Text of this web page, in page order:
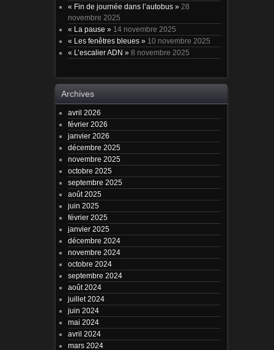
« Fin de journée dans l’autobus » 28
novembre 2025
« La pause » 14 novembre 2025
« Les fenêtres bleues » 10 novembre 2025
« L’escalier ADN » 8 novembre 2025
Archives
avril 2026
février 2026
janvier 2026
décembre 2025
novembre 2025
octobre 2025
septembre 2025
août 2025
juin 2025
février 2025
janvier 2025
décembre 2024
novembre 2024
octobre 2024
septembre 2024
août 2024
juillet 2024
juin 2024
mai 2024
avril 2024
mars 2024